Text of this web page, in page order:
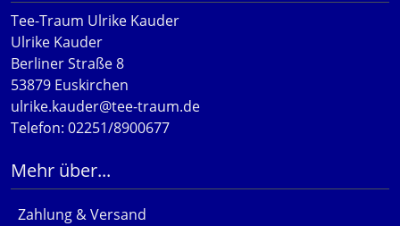
Tee-Traum Ulrike Kauder
Ulrike Kauder
Berliner Straße 8
53879 Euskirchen
ulrike.kauder@tee-traum.de
Telefon: 02251/8900677
Mehr über...
Zahlung & Versand